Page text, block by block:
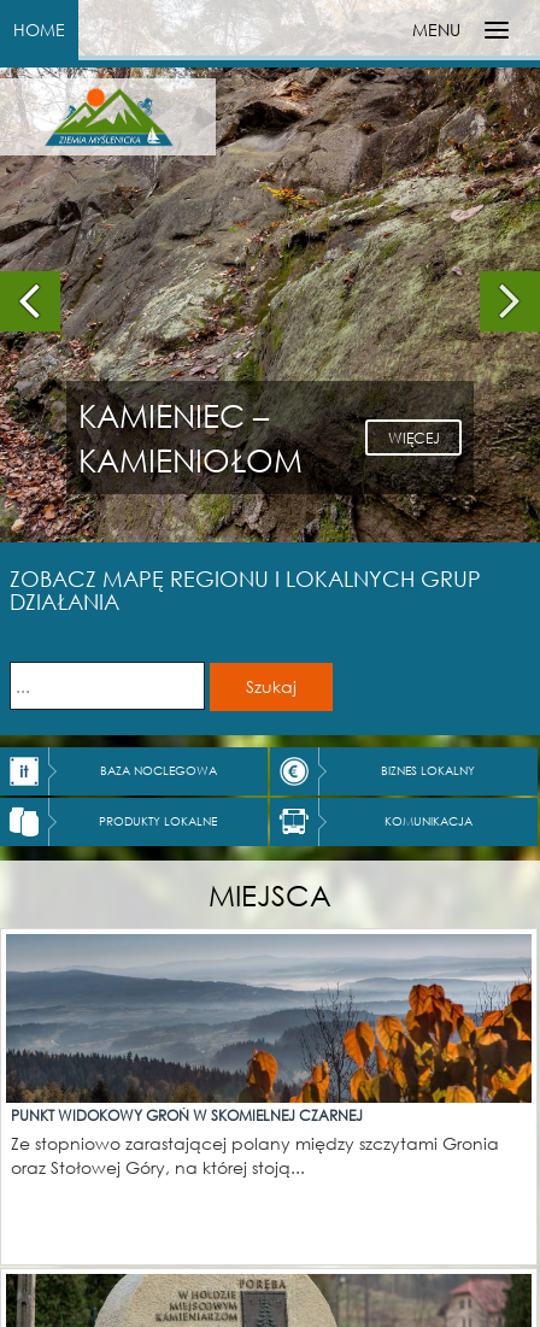
HOME MENU
PUNKT
WIDOKOWY
GROŃ W
SKOMIELNEJ
CZARNEJ
WIĘCEJ
ZOBACZ MAPĘ REGIONU I LOKALNYCH GRUP
DZIAŁANIA
BAZA NOCLEGOWA BIZNES LOKALNY
PRODUKTY LOKALNE KOMUNIKACJA
MIEJSCA
PUNKT WIDOKOWY GROŃ W SKOMIELNEJ CZARNEJ
Ze stopniowo zarastającej polany między szczytami Gronia
oraz Stołowej Góry, na której stoją...